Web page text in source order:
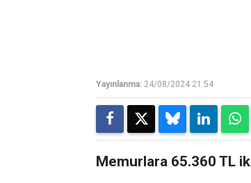
Yayınlanma: 24/08/2024 21:54
Memurlara 65.360 TL